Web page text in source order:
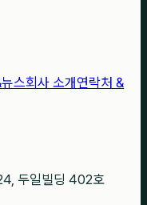
스회사 소개 연락처 &
두일빌딩 402호